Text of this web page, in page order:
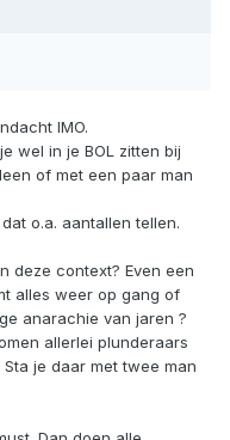
IMO.
wel in je BOL zitten bij
of met een paar man
o.a. aantallen tellen.
deze context? Even een
alles weer op gang of
anarachie van jaren ?
allerlei plunderaars
je daar met twee man